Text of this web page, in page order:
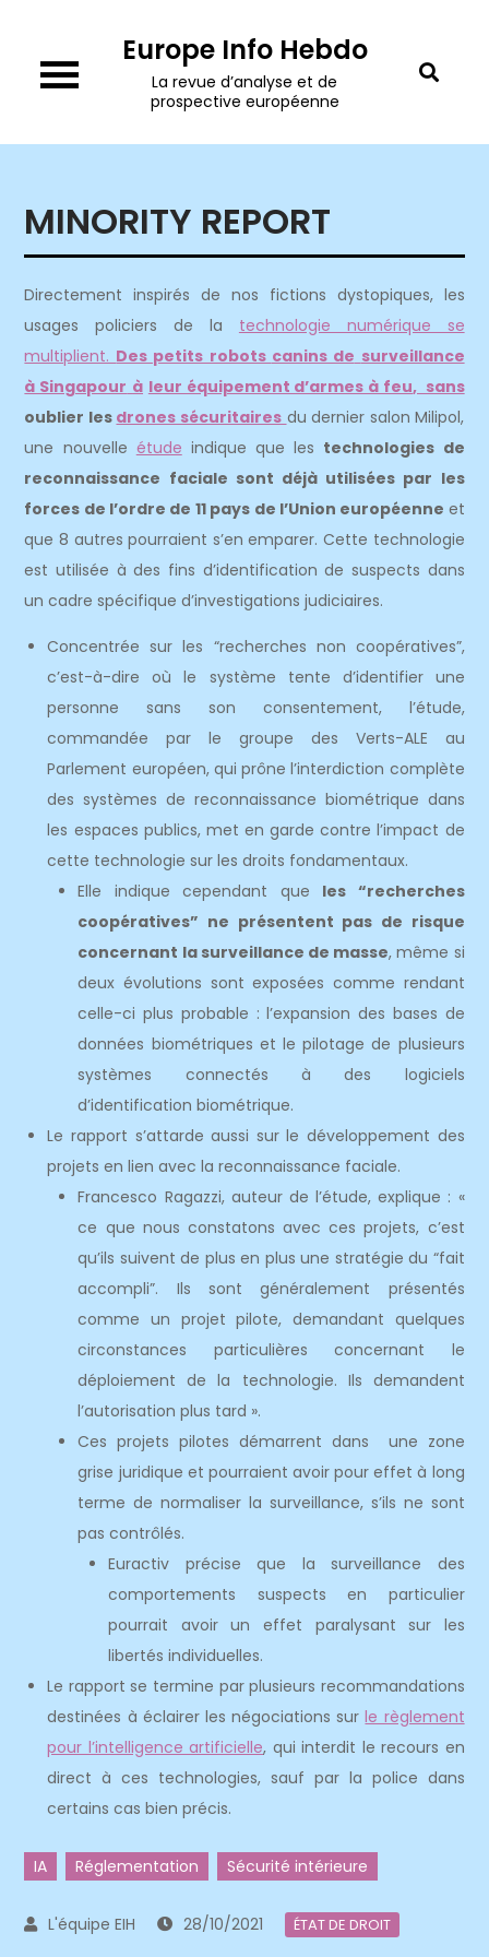
content
Europe Info Hebdo
La revue d’analyse et de
prospective européenne
MINORITY REPORT
Directement inspirés de nos fictions dystopiques, les
usages policiers de la technologie numérique se
multiplient. Des petits robots canins de surveillance
à Singapour à leur équipement d’armes à feu, sans
oublier les drones sécuritaires du dernier salon Milipol,
une nouvelle étude indique que les technologies de
reconnaissance faciale sont déjà utilisées par les
forces de l’ordre de 11 pays de l’Union européenne et
que 8 autres pourraient s’en emparer. Cette technologie
est utilisée à des fins d’identification de suspects dans
un cadre spécifique d’investigations judiciaires.
Concentrée sur les “recherches non coopératives”,
c’est-à-dire où le système tente d’identifier une
personne sans son consentement, l’étude,
commandée par le groupe des Verts-ALE au
Parlement européen, qui prône l’interdiction complète
des systèmes de reconnaissance biométrique dans
les espaces publics, met en garde contre l’impact de
cette technologie sur les droits fondamentaux.
Elle indique cependant que les “recherches
coopératives” ne présentent pas de risque
concernant la surveillance de masse, même si
deux évolutions sont exposées comme rendant
celle-ci plus probable : l’expansion des bases de
données biométriques et le pilotage de plusieurs
systèmes connectés à des logiciels
d’identification biométrique.
Le rapport s’attarde aussi sur le développement des
projets en lien avec la reconnaissance faciale.
Francesco Ragazzi, auteur de l’étude, explique : «
ce que nous constatons avec ces projets, c’est
qu’ils suivent de plus en plus une stratégie du “fait
accompli”. Ils sont généralement présentés
comme un projet pilote, demandant quelques
circonstances particulières concernant le
déploiement de la technologie. Ils demandent
l’autorisation plus tard ».
Ces projets pilotes démarrent dans une zone
grise juridique et pourraient avoir pour effet à long
terme de normaliser la surveillance, s’ils ne sont
pas contrôlés.
Euractiv précise que la surveillance des
comportements suspects en particulier
pourrait avoir un effet paralysant sur les
libertés individuelles.
Le rapport se termine par plusieurs recommandations
destinées à éclairer les négociations surle règlement
pour l’intelligence artificielle, qui interdit le recours en
direct à ces technologies, sauf par la police dans
certains cas bien précis.
IA Réglementation Sécurité intérieure
28/10/2021 ÉTAT DE DROIT